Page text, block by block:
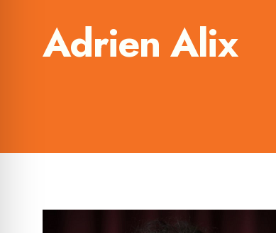
Adrien Alix